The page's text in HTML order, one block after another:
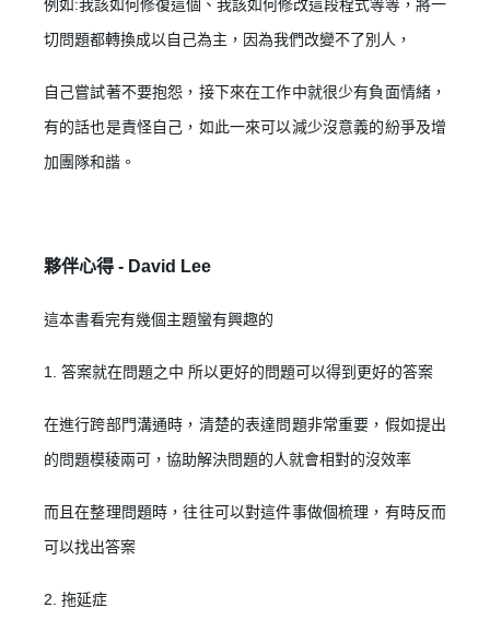
例如:我該如何修復這個、我該如何修改這段程式等等，將一
切問題都轉換成以自己為主，因為我們改變不了別人，
自己嘗試著不要抱怨，接下來在工作中就很少有負面情緒，
有的話也是責怪自己，如此一來可以減少沒意義的紛爭及增
加團隊和諧。
夥伴心得 - David Lee
這本書看完有幾個主題蠻有興趣的
1. 答案就在問題之中 所以更好的問題可以得到更好的答案
在進行跨部門溝通時，清楚的表達問題非常重要，假如提出
的問題模稜兩可，協助解決問題的人就會相對的沒效率
而且在整理問題時，往往可以對這件事做個梳理，有時反而
可以找出答案
2. 拖延症
只要再完成幾個步驟，即可完成帳號的註冊程序，